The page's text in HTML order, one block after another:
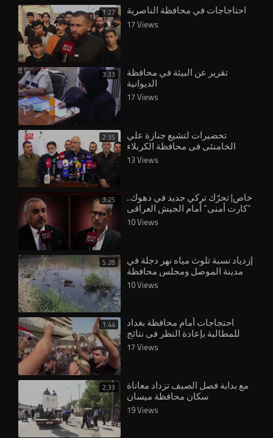
1:27 احتاجاجات في محافظة الناصرية
17 Views
3:33 تقرير عن البيئة في محافظة
الديوانية
17 Views
2:35 تحضيرات لتشيع جنازة علي
الخامنئي في محافظة الكربلاء
13 Views
3:25 خاص| تحرّك تركي جديد في دهوك..
“كارت أمني” أمام الجيش العراقي
10 Views
5:28 إزدياد نسبة تلوث مياه نهر دجلة في
مدينة الموصل ومجلس محافظة
نينوى يُقر بوجود تلكؤ في مشاريع
معالجة ا
10 Views
1:44 احتجاجات أمام محافظة بغداد
للمطالبة بإعادة النظر في نتائج
تعيينات العقود
17 Views
2:33 مع بداية فصل الصيف تزداد معاناة
سكان محافظة ميسان
19 Views